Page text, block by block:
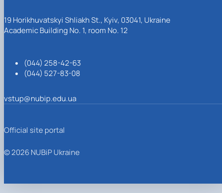
19 Horikhuvatskyi Shliakh St., Kyiv, 03041, Ukraine
Academic Building No. 1, room No. 12
(044) 258-42-63
(044) 527-83-08
vstup@nubip.edu.ua
Official site portal
© 2026 NUBiP Ukraine